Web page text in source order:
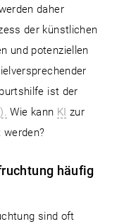
daher
der künstlichen
und potenziellen
ist der
Wie kann KI zur
werden?
häufig
sind oft